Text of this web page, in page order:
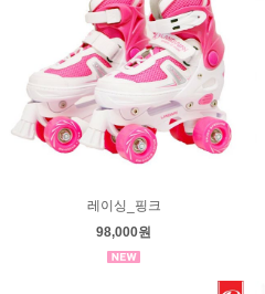
레이싱_핑크
98,000원